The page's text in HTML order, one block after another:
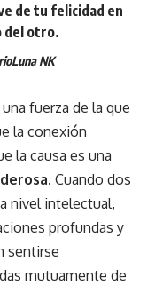
de tu felicidad en
del otro.
NK
fuerza de la que
la conexión
la causa es una
. Cuando dos
nivel intelectual,
profundas y
sentirse
mutuamente de